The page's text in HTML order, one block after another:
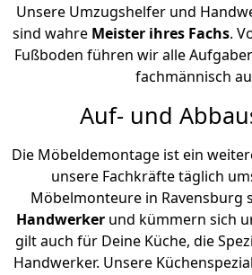
Unsere Umzugshelfer und
sind wahre Meister ihres Fachs.
Fußboden führen wir alle
fachmännisch
Auf- und
Die Möbeldemontage ist ein
unsere Fachkräfte täglich
Möbelmonteure in Ravensburg
Handwerker und kümmern sich
gilt auch für Deine Küche, die
Handwerker. Unsere